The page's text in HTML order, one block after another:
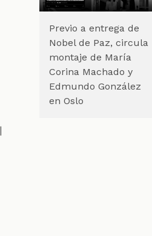
Previo a entrega de
Nobel de Paz, circula
montaje de María
Corina Machado y
Edmundo González
en Oslo